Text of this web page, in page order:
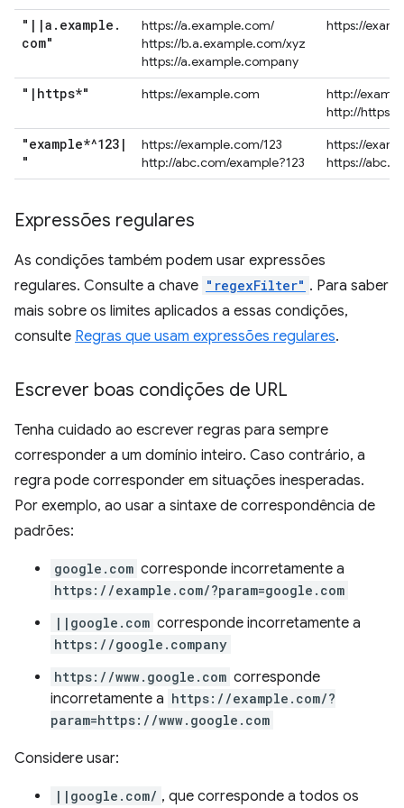
" | |a . example .
com"
https://a.example.com/
https://b.a.example.com/xyz
https://a.example.company
https://
" | https*" https://example.com
http://
http://
"example*^123 |
"
https://example.com/123
http://abc.com/example?123
https://
https://
Expressões regulares
As condições também podem usar expressões
regulares. Consulte a chave "regexFilter" . Para saber
mais sobre os limites aplicados a essas condições,
consulte Regras que usam expressões regulares.
Escrever boas condições de URL
Tenha cuidado ao escrever regras para sempre
corresponder a um domínio inteiro. Caso contrário, a
regra pode corresponder em situações inesperadas.
Por exemplo, ao usar a sintaxe de correspondência de
padrões:
google.com corresponde incorretamente a
https://example.com/?param=google.com
||google.com corresponde incorretamente a
https://google.company
https://www.google.com corresponde
incorretamente a https://example.com/?
param=https://www.google.com
Considere usar:
||google.com/ , que corresponde a todos os